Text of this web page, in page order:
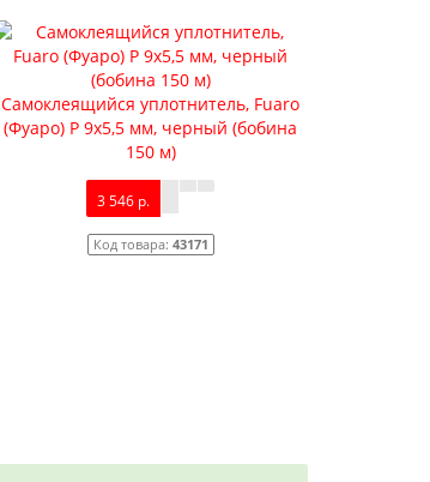
Самоклеящийся уплотнитель, Fuaro
(Фуаро) Р 9х5,5 мм, черный (бобина
150 м)
3 546 р.
Код товара: 43171